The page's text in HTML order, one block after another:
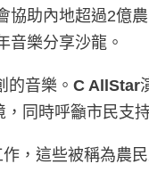
助內地超過2億
音樂分享沙龍。
的音樂。 C AllStar
同時呼籲市民支
，這些被稱為